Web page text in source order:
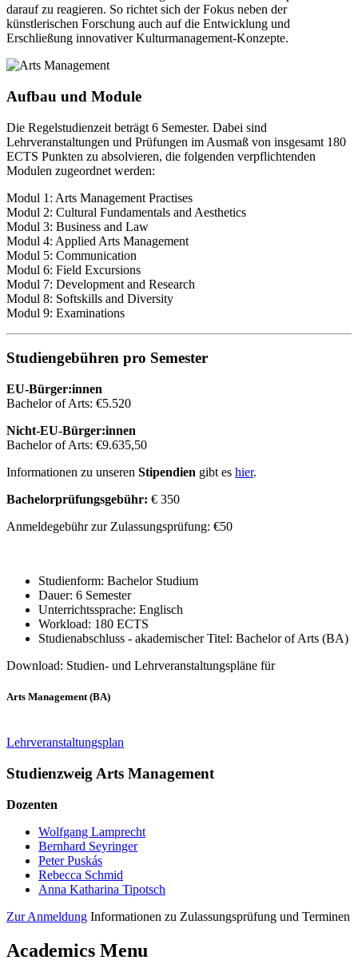
darauf zu reagieren. So richtet sich der Fokus neben der
künstlerischen Forschung auch auf die Entwicklung und
Erschließung innovativer Kulturmanagement-Konzepte.
Aufbau und Module
Die Regelstudienzeit beträgt 6 Semester. Dabei sind
Lehrveranstaltungen und Prüfungen im Ausmaß von insgesamt 180
ECTS Punkten zu absolvieren, die folgenden verpflichtenden
Modulen zugeordnet werden:
Modul 1: Arts Management Practises
Modul 2: Cultural Fundamentals and Aesthetics
Modul 3: Business and Law
Modul 4: Applied Arts Management
Modul 5: Communication
Modul 6: Field Excursions
Modul 7: Development and Research
Modul 8: Softskills and Diversity
Modul 9: Examinations
Studiengebühren pro Semester
EU-Bürger:innen
Bachelor of Arts: €5.520
Nicht-EU-Bürger:innen
Bachelor of Arts: €9.635,50
Informationen zu unseren Stipendien gibt es hier.
Bachelorprüfungsgebühr: € 350
Anmeldegebühr zur Zulassungsprüfung: €50
Studienform: Bachelor Studium
Dauer: 6 Semester
Unterrichtssprache: Englisch
Workload: 180 ECTS
Studienabschluss - akademischer Titel: Bachelor of Arts (BA)
Download: Studien- und Lehrveranstaltungspläne für
Arts Management (BA)
Lehr­veranstaltungs­plan
Studienzweig Arts Management
Dozenten
Wolfgang Lamprecht
Bernhard Seyringer
Peter Puskás
Rebecca Schmid
Anna Katharina Tipotsch
Zur Anmeldung Informationen zu Zulassungsprüfung und Terminen
Academics Menu